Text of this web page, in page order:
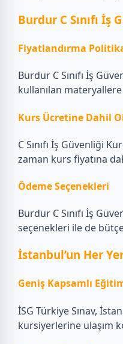
Burdur C Sınıfı İş
Fiyatlandırma
Burdur C Sınıfı İş
kullanılan
Kurs Ücretine Dahil
C Sınıfı İş Güvenliği
zaman kurs fiyatına
Ödeme Seçenekleri
Burdur C Sınıfı İş
seçenekleri ile de
İstanbul’un Her
Geniş Kapsamlı
İSG Türkiye Sınav,
kursiyerlerine ulaşım